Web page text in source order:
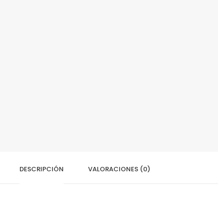
DESCRIPCIÓN VALORACIONES (0)